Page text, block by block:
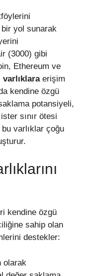
yol sunarak
(3000) gibi
Ethereum ve
erişim
kendine özgü
potansiyeli,
sınır ötesi
varlıklar çoğu
kendine özgü
sahip olan
destekler:
olarak